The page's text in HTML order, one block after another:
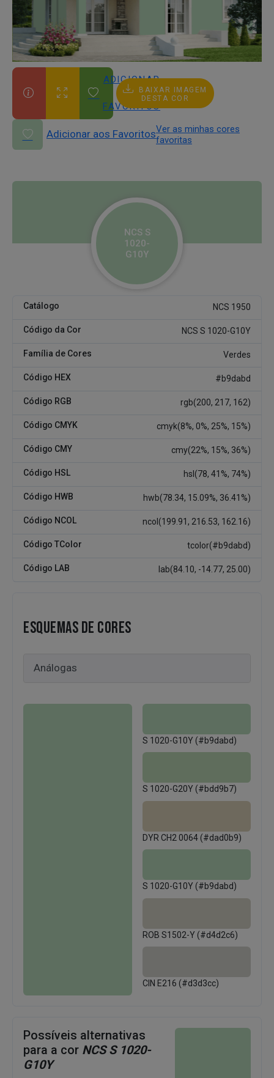
ADICIONAR
AOS
FAVORITOS
BAIXAR IMAGEM
DESTA COR
Adicionar aos FavoritosVer as minhas cores
favoritas
NCS S
1020-
G10Y
Catálogo NCS 1950
Código da Cor NCS S 1020-G10Y
Família de Cores Verdes
Código HEX #b9dabd
Código RGB rgb(200, 217, 162)
Código CMYK cmyk(8%, 0%, 25%, 15%)
Código CMY cmy(22%, 15%, 36%)
Código HSL hsl(78, 41%, 74%)
Código HWB hwb(78.34, 15.09%, 36.41%)
Código NCOL ncol(199.91, 216.53, 162.16)
Código TColor tcolor(#b9dabd)
Código LAB lab(84.10, -14.77, 25.00)
ESQUEMAS DE CORES
S 1020-G10Y (#b9dabd)
S 1020-G20Y (#bdd9b7)
DYR CH2 0064 (#dad0b9)
S 1020-G10Y (#b9dabd)
ROB S1502-Y (#d4d2c6)
CIN E216 (#d3d3cc)
Possíveis alternativas
para a cor NCS S 1020-
G10Y